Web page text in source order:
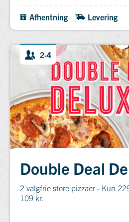
Afhentning Levering
Double Deal
2 valgfrie store pizzaer - Kun
109 kr.
2-4